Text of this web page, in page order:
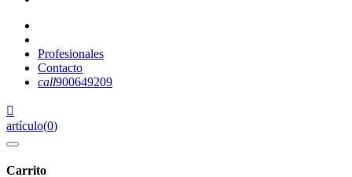
Profesionales
Contacto
call900649209

artículo(0)
Carrito